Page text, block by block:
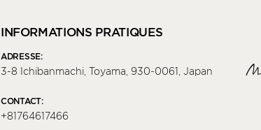
INFORMATIONS PRATIQUES
ADRESSE:
3-8 Ichibanmachi, Toyama, 930-0061, Japan
CONTACT:
+81764617466